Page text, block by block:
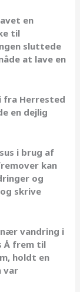
en
til
sluttede
at lave en
fra Herrested
en dejlig
i brug af
kan
og
skrive
vandring i
Å frem til
holdt en
var